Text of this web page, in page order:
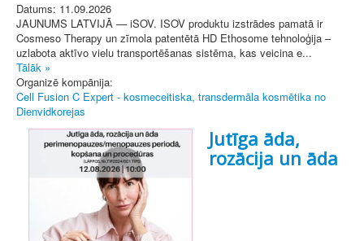
Datums: 11.09.2026
JAUNUMS LATVIJĀ — iSOV. ISOV produktu izstrādes pamatā ir
Cosmeso Therapy un zīmola patentētā HD Ethosome tehnoloģija –
uzlabota aktīvo vielu transportēšanas sistēma, kas veicina e...
Tālāk »
Organizē kompānija:
Cell Fusion C Expert - kosmeceitiska, transdermāla kosmētika no
Dienvidkorejas
Jutīga āda,
rozācija un āda